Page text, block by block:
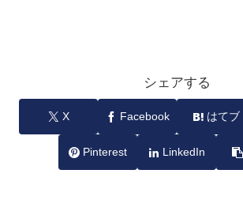
シェアする
X Facebook はてブ
Pinterest LinkedIn